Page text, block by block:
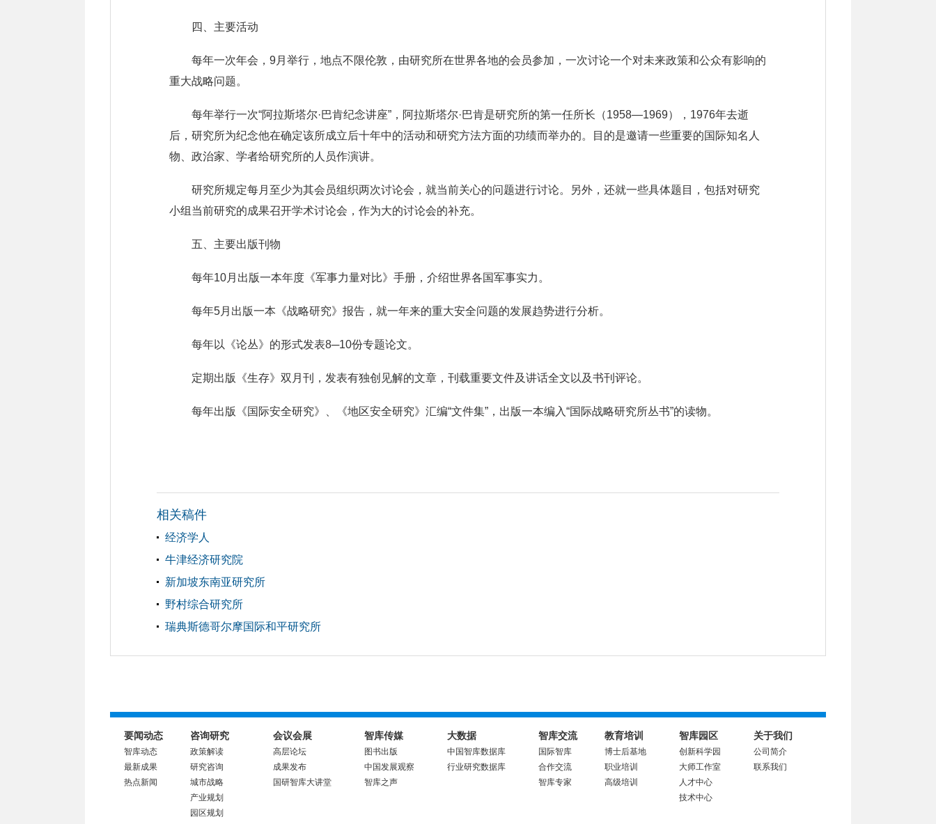
四、主要活动
每年一次年会，9月举行，地点不限伦敦，由研究所在世界各地的会员参加，一次讨论一个对未来政策和公众有影响的
重大战略问题。
每年举行一次“阿拉斯塔尔·巴肯纪念讲座”，阿拉斯塔尔·巴肯是研究所的第一任所长（1958—1969），1976年去逝
后，研究所为纪念他在确定该所成立后十年中的活动和研究方法方面的功绩而举办的。目的是邀请一些重要的国际知名人
物、政治家、学者给研究所的人员作演讲。
研究所规定每月至少为其会员组织两次讨论会，就当前关心的问题进行讨论。另外，还就一些具体题目，包括对研究
小组当前研究的成果召开学术讨论会，作为大的讨论会的补充。
五、主要出版刊物
每年10月出版一本年度《军事力量对比》手册，介绍世界各国军事实力。
每年5月出版一本《战略研究》报告，就一年来的重大安全问题的发展趋势进行分析。
每年以《论丛》的形式发表8─10份专题论文。
定期出版《生存》双月刊，发表有独创见解的文章，刊载重要文件及讲话全文以及书刊评论。
每年出版《国际安全研究》、《地区安全研究》汇编“文件集”，出版一本编入“国际战略研究所丛书”的读物。
相关稿件
经济学人
牛津经济研究院
新加坡东南亚研究所
野村综合研究所
瑞典斯德哥尔摩国际和平研究所
要闻动态
智库动态
最新成果
热点新闻
咨询研究
政策解读
研究咨询
城市战略
产业规划
园区规划
会议会展
高层论坛
成果发布
国研智库大讲堂
智库传媒
图书出版
中国发展观察
智库之声
大数据
中国智库数据库
行业研究数据库
智库交流
国际智库
合作交流
智库专家
教育培训
博士后基地
职业培训
高级培训
智库园区
创新科学园
大师工作室
人才中心
技术中心
关于我们
公司简介
联系我们